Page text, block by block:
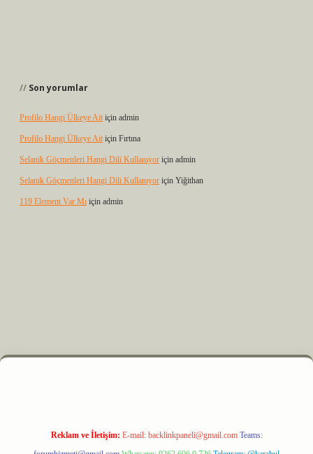
Son yorumlar
Profilo Hangi Ülkeye Ait için admin
Profilo Hangi Ülkeye Ait için Fırtına
Selanik Göçmenleri Hangi Dili Kullanıyor için admin
Selanik Göçmenleri Hangi Dili Kullanıyor için Yiğithan
119 Element Var Mı için admin
ilbet casinoilbet yeni girişBetexper giriş adresibetexper.xyzm elexbet
Reklam ve İletişim: E-mail: backlinkpaneli@gmail.com Teams: